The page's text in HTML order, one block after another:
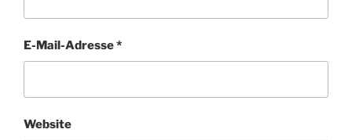
E-Mail-Adresse*
Website